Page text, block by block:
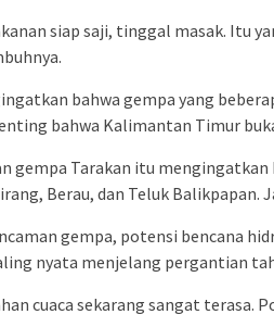
siap saji, tinggal masak. Itu
bahwa gempa yang
bahwa Kalimantan Timur
gempa Tarakan itu
Berau, dan Teluk Balikpapan.
gempa, potensi bencana
nyata menjelang pergantian
cuaca sekarang sangat terasa.